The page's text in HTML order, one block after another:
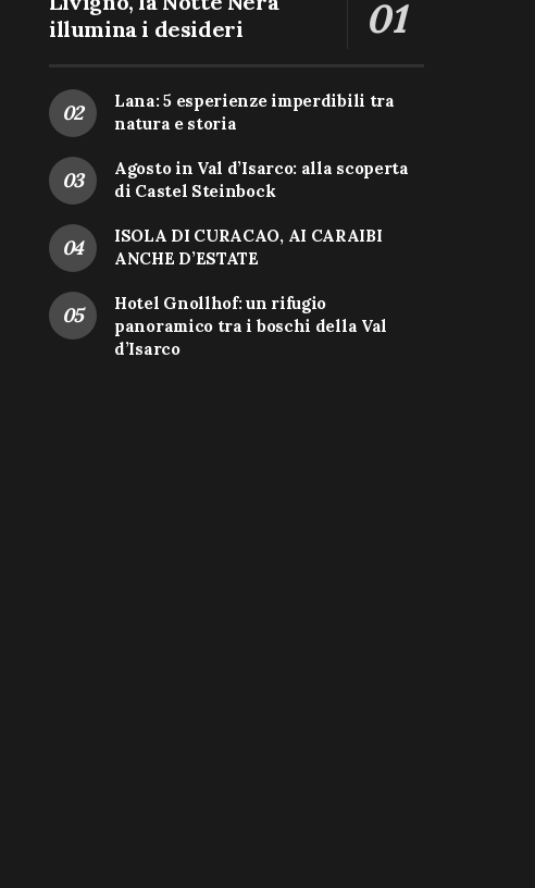
illumina i desideri
Lana: 5 esperienze imperdibili tra
natura e storia
Agosto in Val d’Isarco: alla scoperta
di Castel Steinbock
ISOLA DI CURACAO, AI CARAIBI
ANCHE D’ESTATE
Hotel Gnollhof: un rifugio
panoramico tra i boschi della Val
d’Isarco